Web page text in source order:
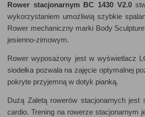
Rower stacjonarnym BC 1430 V2.0
wykorzystaniem umożliwią szybkie
Rower mechaniczny marki Body
jesienno-zimowym.
Rower wyposażony jest w wyświetlacz
siodełka pozwala na zajęcie optymalnej
pokryte przyjemną w dotyk pianką.
Dużą Zaletą rowerów stacjonarnych
cardio. Trening na rowerze stacjonarnym